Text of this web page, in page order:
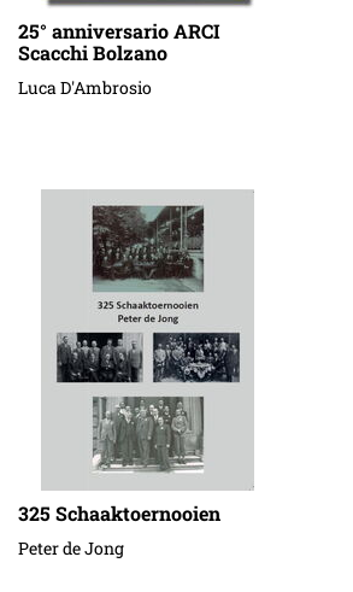
25° anniversario ARCI
Scacchi Bolzano
Luca D'Ambrosio
325 Schaaktoernooien
Peter de Jong